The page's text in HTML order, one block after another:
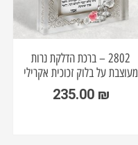
2802 – ברכת הדלקת נרות
מעוצבת על בלוק זכוכית אקרילי
235.00 ₪